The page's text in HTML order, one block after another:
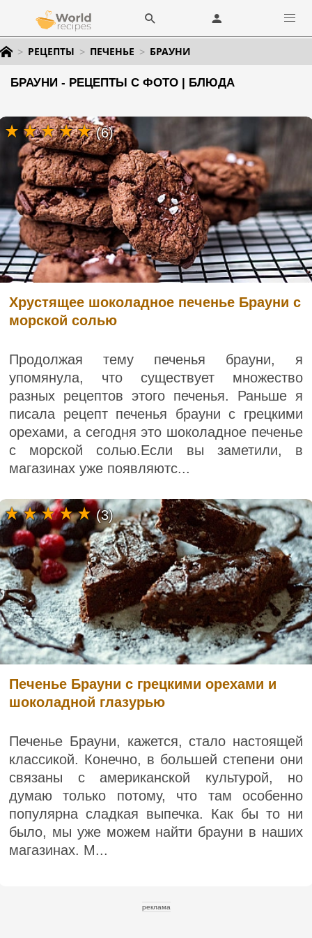
РЕЦЕПТЫ ПЕЧЕНЬЕ БРАУНИ
БРАУНИ - РЕЦЕПТЫ С ФОТО | БЛЮДА
Хрустящее шоколадное печенье Брауни с
морской солью
Продолжая тему печенья брауни, я
упомянула, что существует множество
разных рецептов этого печенья. Раньше я
писала рецепт печенья брауни с грецкими
орехами, а сегодня это шоколадное печенье
с морской солью.Если вы заметили, в
магазинах уже появляютс...
(6)
Печенье Брауни с грецкими орехами и
шоколадной глазурью
Печенье Брауни, кажется, стало настоящей
классикой. Конечно, в большей степени они
связаны с американской культурой, но
думаю только потому, что там особенно
популярна сладкая выпечка. Как бы то ни
было, мы уже можем найти брауни в наших
магазинах. М...
(3)
реклама